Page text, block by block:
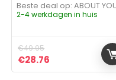
Beste deal op:
ABOUT
2-4 werkdagen in huis
€49.95
Oorspronkelijke prijs
€28.76 Huidige prijs